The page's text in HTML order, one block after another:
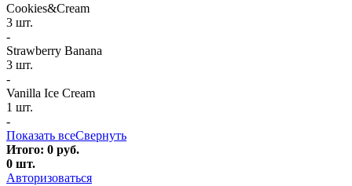
Cookies&Cream
3 шт.
-
Strawberry Banana
3 шт.
-
Vanilla Ice Cream
1 шт.
-
Показать всеСвернуть
Итого: 0 руб.
0 шт.
Авторизоваться